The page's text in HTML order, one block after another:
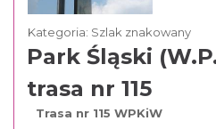
Kategoria: Szlak znakowany
Park Śląski
trasa nr 115
Trasa nr 115 WPKiW